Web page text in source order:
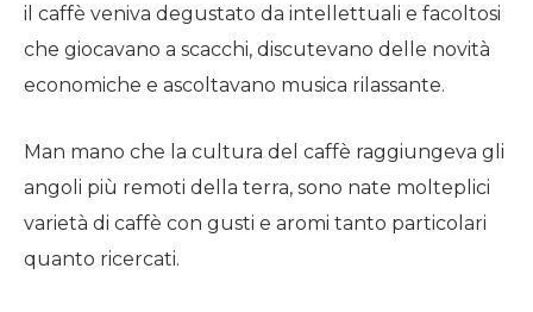
il caffè veniva degustato da intellettuali e facoltosi
che giocavano a scacchi, discutevano delle novità
economiche e ascoltavano musica rilassante.
Man mano che la cultura del caffè raggiungeva gli
angoli più remoti della terra, sono nate molteplici
varietà di caffè con gusti e aromi tanto particolari
quanto ricercati.